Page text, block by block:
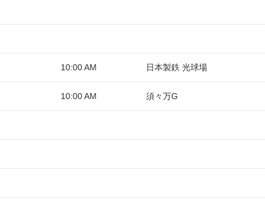
10:00 AM 日本製鉄 光球場
10:00 AM 須々万G